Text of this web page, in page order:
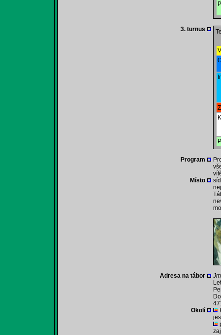
3. turnus
Program
Místo
Adresa na tábor
Okolí